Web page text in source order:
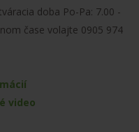
doba Po-Pa: 7.00 -
čase volajte 0905 974
video